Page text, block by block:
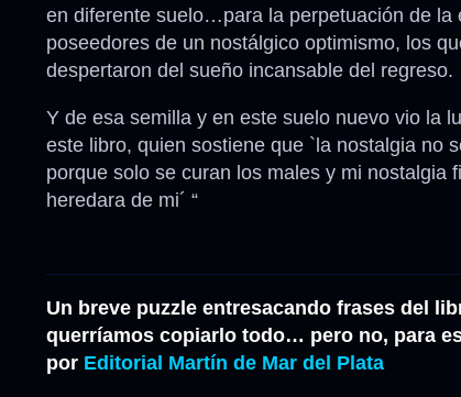
en diferente suelo…para la perpetuación de la
poseedores de un nostálgico optimismo, los
despertaron del sueño incansable del regreso.
Y de esa semilla y en este suelo nuevo vio la
este libro, quien sostiene que `la nostalgia no
porque solo se curan los males y mi nostalgia
heredara de mi´ “
Un breve puzzle entresacando frases del
querríamos copiarlo todo… pero no, para
por Editorial Martín de Mar del Plata